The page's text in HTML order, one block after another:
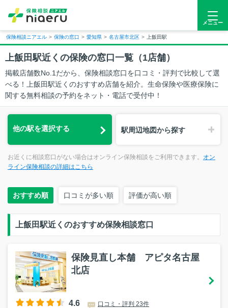
メニュー
保険相談ニアエル > 保険の窓口 > 愛知県 > 名古屋市北区 > 上飯田駅
上飯田駅近くの保険の窓口一覧 （1店舗）
掲載店舗数No.1だから、保険相談窓口を口コミ・評判で比較して選
べる！上飯田駅近くのおすすめ店舗を紹介。生命保険や医療保険に
関する無料相談の予約をネット・電話で受付中！
他の駅を選択する 駅周辺地図から探す
お近くに相談窓口がない場合はオンライン保険相談をご利用できます。 オン
ライン保険相談の詳細はこちら
おすすめ順 口コミが多い順 評価が高い順
上飯田駅近くのおすすめ保険相談窓口
保険見直し本舗 アピタ名古屋
北店
4.6 口コミ・評判 23件